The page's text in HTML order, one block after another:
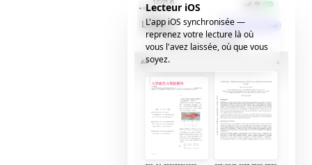
Lecteur iOS
L'app iOS synchronisée —
reprenez votre lecture là où
vous l'avez laissée, où que vous
soyez.